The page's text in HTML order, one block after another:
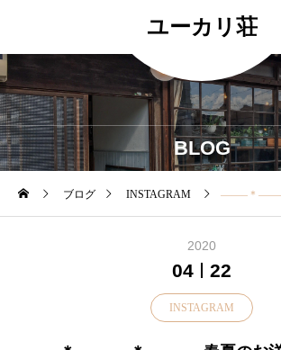
ユーカリ荘
BLOG
ブログ INSTAGRAM ——–＊———-＊———–春夏のお洋服をご紹介いたします！・ボーダーカットソー(Leminor)price¥11,800+taxsize 1blanc×noir(white×black)noir×blanc(black×white)・ボックスハット101(mature ha.)price¥18,500+taxcolor dark blue(別注カラー)・カゴバッグ(mononogu)price¥18,000+tax・サンダル(Loint's )price¥26,000+tax・皆様お待ちかねのleminorの
2020
04 22
INSTAGRAM